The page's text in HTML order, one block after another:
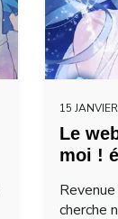
15
Le
moi !
cherche